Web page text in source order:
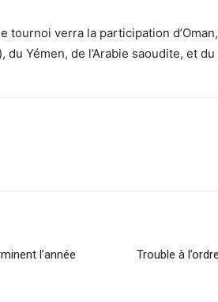
tournoi verra la participation
du Yémen, de l’Arabie saoudite, et
l’année
Trouble à